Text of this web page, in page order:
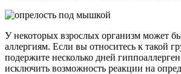
У некоторых взрослых организм может
аллергиям. Если вы относитесь к такой
подержите несколько дней
исключить возможность реакции на